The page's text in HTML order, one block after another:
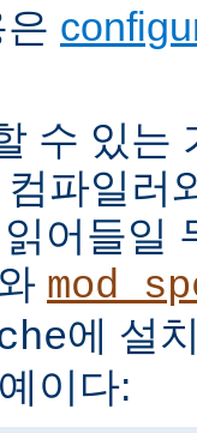
수 있는
파일러
어들일
에 설
이다: